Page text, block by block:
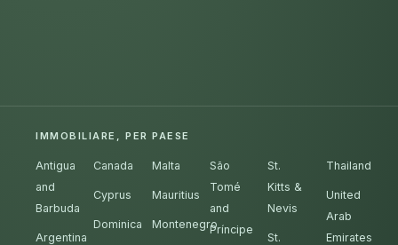
IMMOBILIARE, PER PAESE
Antigua
and
Barbuda
Argentina
Canada
Cyprus
Dominica
Malta
Mauritius
Montenegro
São
Tomé
and
Príncipe
St.
Kitts &
Nevis
St.
Thailand
United
Arab
Emirates